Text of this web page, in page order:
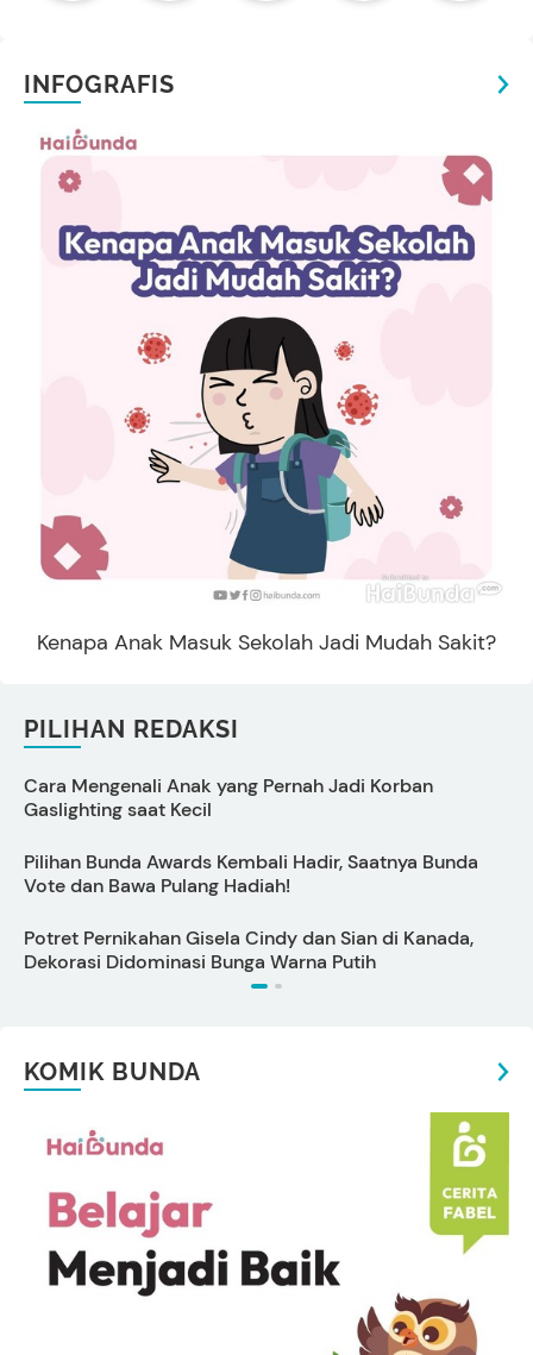
INFOGRAFIS
Kenapa Anak Masuk Sekolah Jadi Mudah Sakit?
PILIHAN REDAKSI
Cara Mengenali Anak yang Pernah Jadi Korban
Gaslighting saat Kecil
Pilihan Bunda Awards Kembali Hadir, Saatnya Bunda
Vote dan Bawa Pulang Hadiah!
Potret Pernikahan Gisela Cindy dan Sian di Kanada,
Dekorasi Didominasi Bunga Warna Putih
KOMIK BUNDA